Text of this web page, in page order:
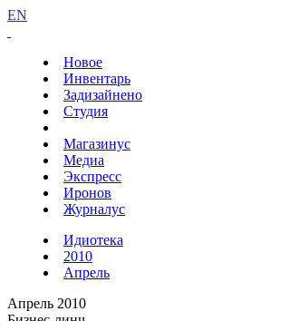
EN
Новое
Инвентарь
Задизайнено
Студия
Магазинус
Медиа
Экспресс
Иронов
Журналус
Идиотека
2010
Апрель
Апрель 2010